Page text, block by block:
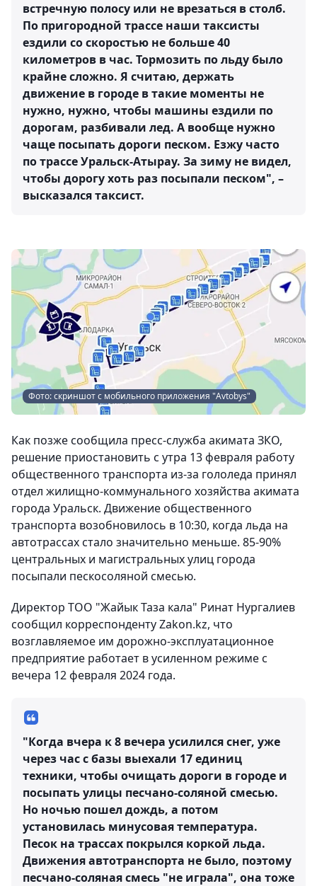
встречную полосу или не врезаться в столб.
По пригородной трассе наши таксисты
ездили со скоростью не больше 40
километров в час. Тормозить по льду было
крайне сложно. Я считаю, держать
движение в городе в такие моменты не
нужно, нужно, чтобы машины ездили по
дорогам, разбивали лед. А вообще нужно
чаще посыпать дороги песком. Езжу часто
по трассе Уральск-Атырау. За зиму не видел,
чтобы дорогу хоть раз посыпали песком", –
высказался таксист.
Фото: скриншот с мобильного приложения "Avtobys"
Как позже сообщила пресс-служба акимата ЗКО,
решение приостановить с утра 13 февраля работу
общественного транспорта из-за гололеда принял
отдел жилищно-коммунального хозяйства акимата
города Уральск. Движение общественного
транспорта возобновилось в 10:30, когда льда на
автотрассах стало значительно меньше. 85-90%
центральных и магистральных улиц города
посыпали пескосоляной смесью.
Директор ТОО "Жайык Таза кала" Ринат Нургалиев
сообщил корреспонденту Zakon.kz, что
возглавляемое им дорожно-эксплуатационное
предприятие работает в усиленном режиме с
вечера 12 февраля 2024 года.
"Когда вчера к 8 вечера усилился снег, уже
через час с базы выехали 17 единиц
техники, чтобы очищать дороги в городе и
посыпать улицы песчано-соляной смесью.
Но ночью пошел дождь, а потом
установилась минусовая температура.
Песок на трассах покрылся коркой льда.
Движения автотранспорта не было, поэтому
песчано-соляная смесь "не играла", она тоже